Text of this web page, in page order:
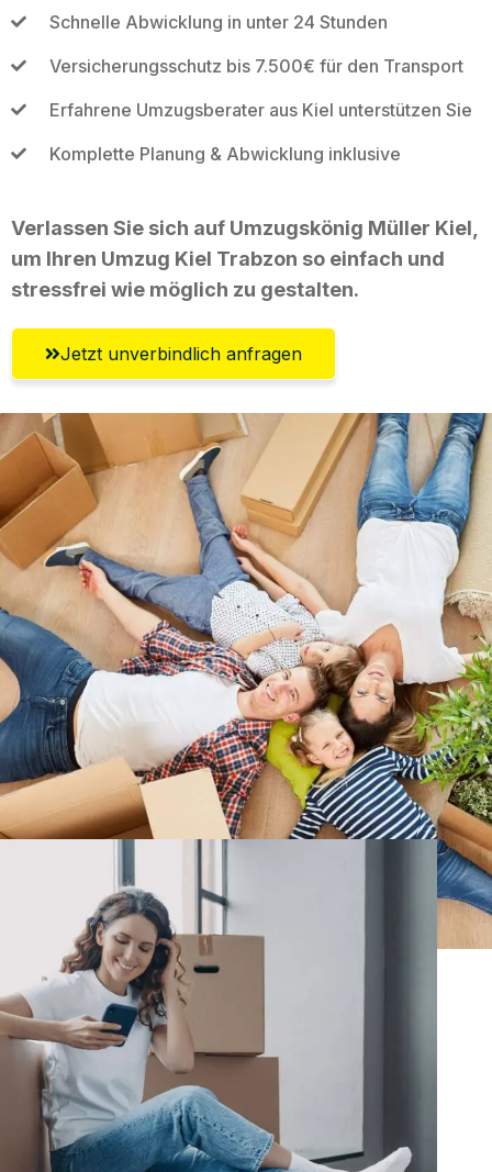
Schnelle Abwicklung in unter 24 Stunden
Versicherungsschutz bis 7.500€ für den Transport
Erfahrene Umzugsberater aus Kiel unterstützen Sie
Komplette Planung & Abwicklung inklusive
Verlassen Sie sich auf Umzugskönig Müller Kiel,
um Ihren Umzug Kiel Trabzon so einfach und
stressfrei wie möglich zu gestalten.
Jetzt unverbindlich anfragen